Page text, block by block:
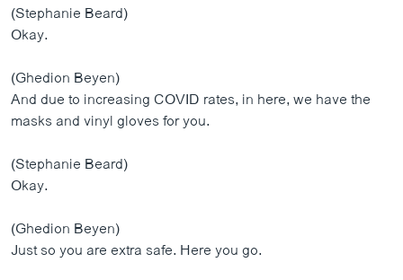
(Stephanie Beard)
Okay.
(Ghedion Beyen)
And due to increasing COVID rates, in here, we have the
masks and vinyl gloves for you.
(Stephanie Beard)
Okay.
(Ghedion Beyen)
Just so you are extra safe. Here you go.